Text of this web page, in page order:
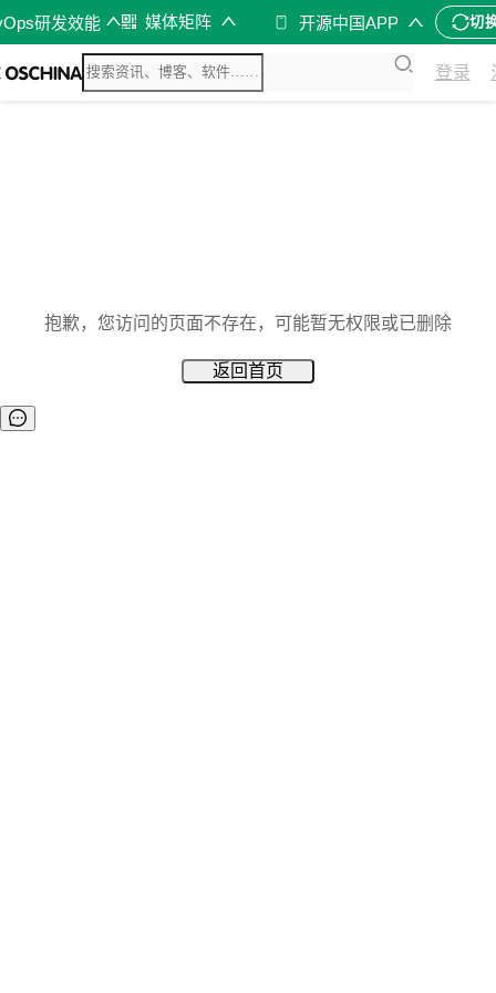
研发效能 媒体矩阵 开源中国APP 切
登录
抱歉，您访问的页面不存在，可能暂无权限或已删除
返回首页